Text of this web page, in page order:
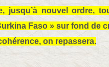
jusqu’à nouvel ordre,
Faso » sur fond de
on repassera.